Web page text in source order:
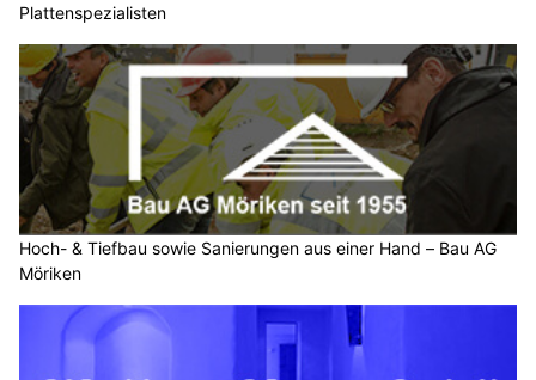
Plattenspezialisten
Hoch- & Tiefbau sowie Sanierungen aus einer Hand – Bau AG
Möriken